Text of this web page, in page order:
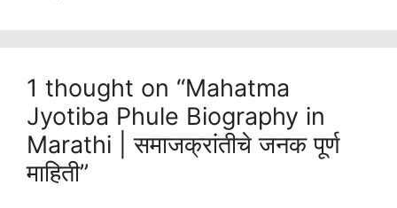
1 thought on “Mahatma
Jyotiba Phule Biography in
Marathi | समाजक्रांतीचे जनक पूर्ण
माहिती”